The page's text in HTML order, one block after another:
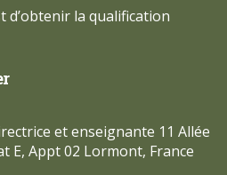
la qualification
et enseignante 11 Allée
E, Appt 02 Lormont, France